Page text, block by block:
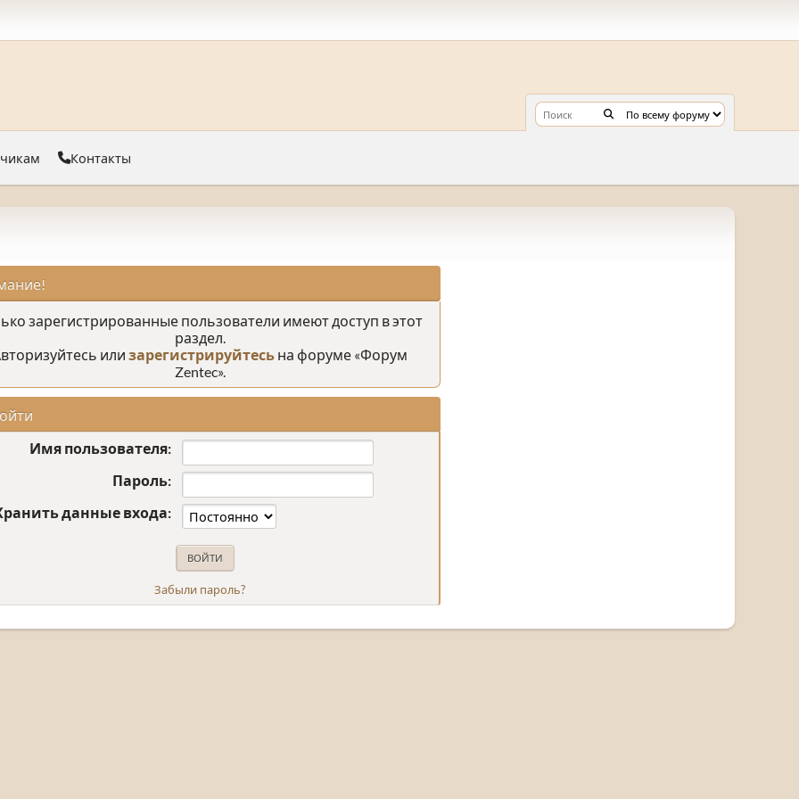
Контакты
зарегистрированные пользователи имеют доступ в этот
раздел.
или зарегистрируйтесь на форуме «Форум
Zentec».
Имя пользователя:
Пароль:
данные входа:
Забыли пароль?